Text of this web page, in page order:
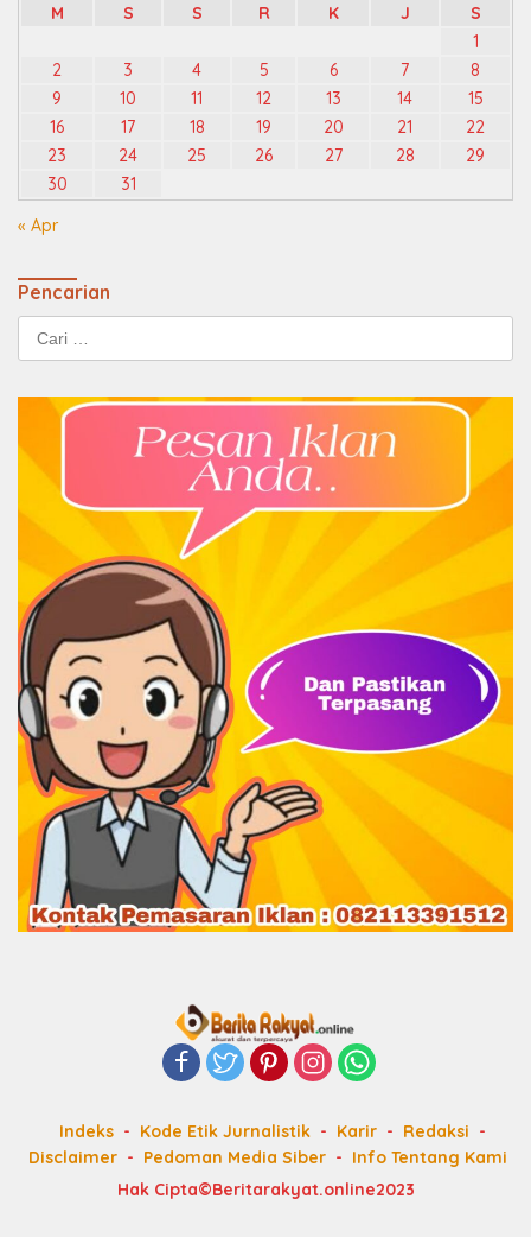
M
S S R K J
S
1
2
3 4 5 6 7
8
9
10 11 12 13 14
15
16
17 18 19 20 21
22
23
24 25 26 27 28
29
30
31
« Apr
Pencarian
Cari
untuk:
Indeks Kode Etik Jurnalistik Karir
Redaksi
Disclaimer
Pedoman Media Siber
Info Tentang Kami
Hak Cipta©Beritarakyat.online2023